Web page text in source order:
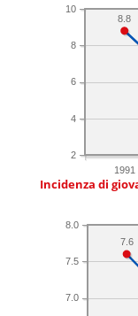
1991
2
4
6
8
10
8.8
Incidenza di
7.0
7.5
8.0
7.6